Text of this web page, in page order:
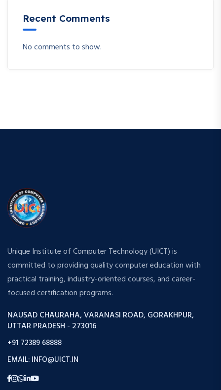
Recent Comments
No comments to show.
Unique Institute of Computer Technology (UICT) is
committed to providing quality computer education with
practical training, industry-oriented courses, and career-
focused certification programs.
NAUSAD CHAURAHA, VARANASI ROAD, GORAKHPUR,
UTTAR PRADESH - 273016
+91 72389 68888
EMAIL: INFO@UICT.IN